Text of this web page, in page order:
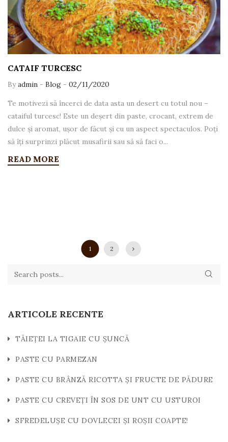
CATAIF TURCESC
Byadmin - Blog - 02/11/2020
Te motivezi să încerci de data asta un desert cu totul nou –
cataiful turcesc! Este un deșert din paste, crocant, extrem de
dulce și aromat, ușor de făcut și cu un aspect spectaculos. Poți
să îți surprinzi plăcut musafirii sau să să faci o...
READ MORE
1 2
ARTICOLE RECENTE
TĂIEȚEI LA TIGAIE CU ȘUNCĂ
PASTE CU PARMEZAN
PASTE CU BRÂNZĂ RICOTTA ȘI FRUCTE DE PĂDURE
PASTE CU CREVEȚI ÎN SOS DE UNT CU USTUROI
SFREDELUȘE CU DOVLECEI ȘI ROȘII COAPTE!